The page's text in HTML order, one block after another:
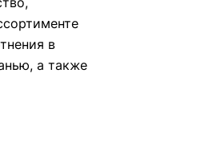
в
а также